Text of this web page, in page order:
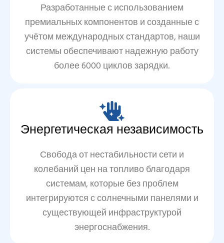
Разработанные с использованием
премиальных компонентов и созданные с
учётом международных стандартов, наши
системы обеспечивают надежную работу
более 6000 циклов зарядки.
Энергетическая независимость
Свобода от нестабильности сети и
колебаний цен на топливо благодаря
системам, которые без проблем
интегрируются с солнечными панелями и
существующей инфраструктурой
энергоснабжения.